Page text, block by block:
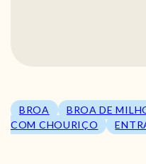
BROA BROA DE
COM CHOURIÇO